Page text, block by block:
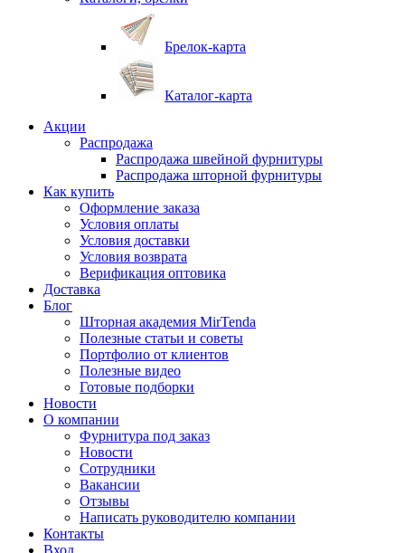
Брелок-карта
Каталог-карта
Акции
Распродажа
Распродажа швейной фурнитуры
Распродажа шторной фурнитуры
Как купить
Оформление заказа
Условия оплаты
Условия доставки
Условия возврата
Верификация оптовика
Доставка
Блог
Шторная академия MirTenda
Полезные статьи и советы
Портфолио от клиентов
Полезные видео
Готовые подборки
Новости
О компании
Фурнитура под заказ
Новости
Сотрудники
Вакансии
Отзывы
Написать руководителю компании
Контакты
Вход